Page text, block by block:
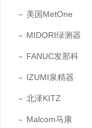
美国MetOne
MIDORI绿测器
FANUC发那科
IZUMI泉精器
北泽KITZ
Malcom马康